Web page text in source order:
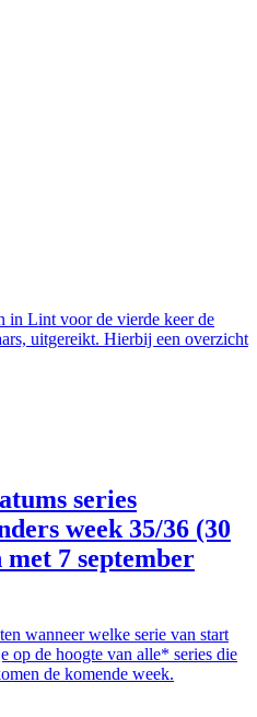
in Lint voor de vierde keer de
uitgereikt. Hierbij een overzicht
series
week 35/36 (30
met 7 september
wanneer welke serie van start
op de hoogte van alle* series die
de komende week.